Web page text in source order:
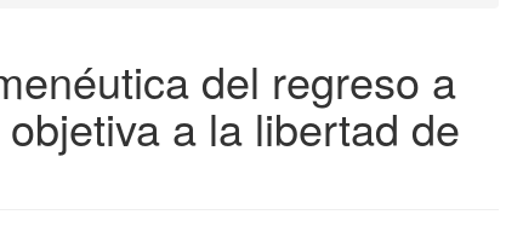
del regreso a
a la libertad de